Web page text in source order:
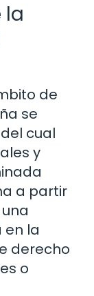
la
de
se
cual
y
a partir
en la
derecho
o